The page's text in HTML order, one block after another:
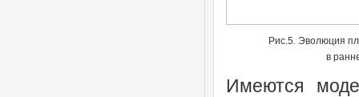
Рис.5. Эволюция
в
Имеются